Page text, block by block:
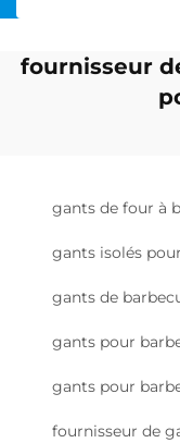
fournisseur
gants de four à
gants isolés
gants de
gants pour
gants pour
fournisseur de